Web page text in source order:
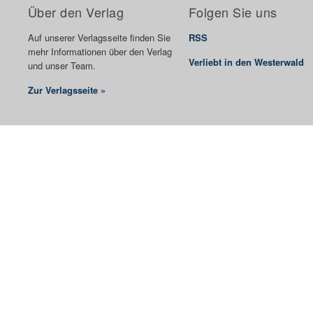
Über den Verlag
Auf unserer Verlagsseite finden Sie
mehr Informationen über den Verlag
und unser Team.
Zur Verlagsseite »
Folgen Sie uns
RSS
Verliebt in den Westerwald